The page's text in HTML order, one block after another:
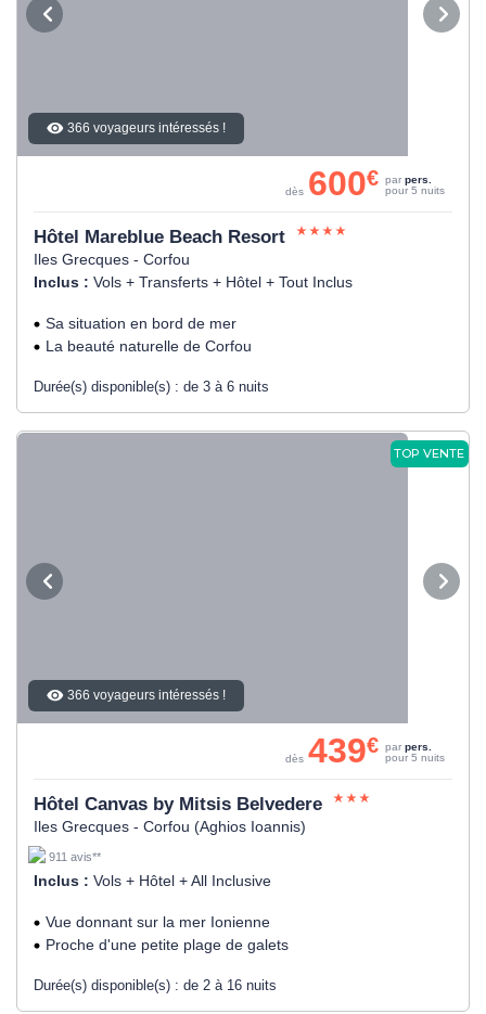
366 voyageurs intéressés !
Hôtel Mareblue Beach Resort
Iles Grecques - Corfou
Inclus : Vols + Transferts + Hôtel + Tout Inclus
Sa situation en bord de mer
La beauté naturelle de Corfou
Durée(s) disponible(s) : de 3 à 6 nuits
dès 600€ par pers.
pour 5 nuits
TOP VENTE
366 voyageurs intéressés !
Hôtel Canvas by Mitsis Belvedere
Iles Grecques - Corfou (Aghios Ioannis)
911 avis**
Inclus : Vols + Hôtel + All Inclusive
Vue donnant sur la mer Ionienne
Proche d'une petite plage de galets
Durée(s) disponible(s) : de 2 à 16 nuits
dès 439€ par pers.
pour 5 nuits